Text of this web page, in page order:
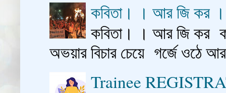
কবিতা। । আর জি কর
কবিতা। । আর জি কর
অভয়ার বিচার চেয়ে গর্জে
Trainee